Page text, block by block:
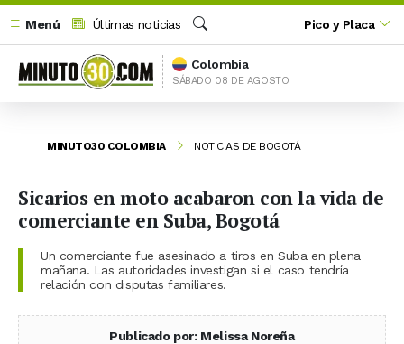
Menú
Últimas noticias
Buscar
Pico y Placa
Colombia
SÁBADO 08 DE AGOSTO
MINUTO30 COLOMBIA NOTICIAS DE BOGOTÁ
Sicarios en moto acabaron con la vida de
comerciante en Suba, Bogotá
Un comerciante fue asesinado a tiros en Suba en plena
mañana. Las autoridades investigan si el caso tendría
relación con disputas familiares.
Publicado por: Melissa Noreña